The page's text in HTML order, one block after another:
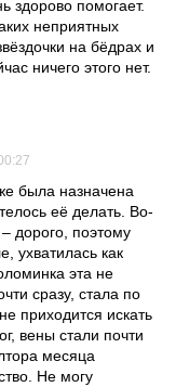
здорово помогает.
неприятных
на бёдрах и
ничего этого нет.
была назначена
её делать. Во-
дорого, поэтому
ухватилась как
эта не
сразу, стала по
приходится искать
вены стали почти
месяца
Не могу